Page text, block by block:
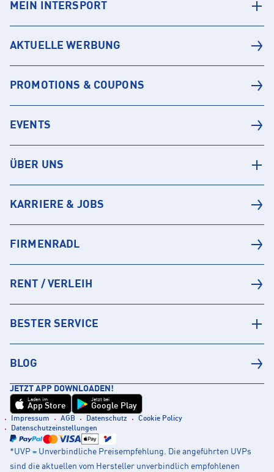
MEIN INTERSPORT
AKTUELLE WERBUNG
PROMOTIONS & COUPONS
EVENTS
ÜBER UNS
KARRIERE & JOBS
FIRMENRADL
RENT / VERLEIH
BESTER SERVICE
BLOG
JETZT APP DOWNLOADEN!
Laden im
App Store
Jetzt bei
Google Play
Impressum AGB Datenschutz
Cookie Policy
Datenschutzeinstellungen
*UVP = Unverbindliche Preisempfehlung. Die angeführten UVPs
sind die aktuellen vom Hersteller unverbindlich empfohlenen